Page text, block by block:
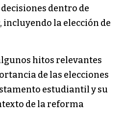
dentro de
la elección de
hitos relevantes
de las elecciones
estudiantil y su
de la reforma